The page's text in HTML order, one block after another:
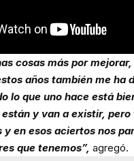
cosas más por
años también me ha
lo que uno hace está
y van a existir,
en esos aciertos nos
que tenemos”, agregó.